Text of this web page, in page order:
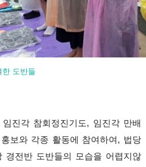
도반들
진각 참회정진기도, 임진각 만배
보와 각종 활동에 참여하여 , 법당
경전반 도반들의 모습을 어렵지않